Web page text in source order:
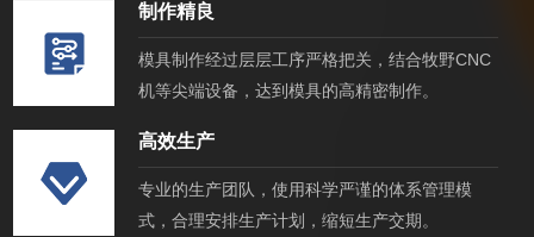
PPS
特种工程塑料 特种工程塑料
EPDM乙丙胶
橡胶定制加工 橡胶定制加工
橡胶模具
模具设计与制造 模具设计与制造
塑料精密加工
精密机械加工 精密机械加工
塑料包覆金属
橡胶塑料包覆金属 橡胶塑料包覆金属
制作精良
模具制作经过层层工序严格把关，结合牧野CNC
机等尖端设备，达到模具的高精密制作。
高效生产
专业的生产团队，使用科学严谨的体系管理模
式，合理安排生产计划，缩短生产交期。